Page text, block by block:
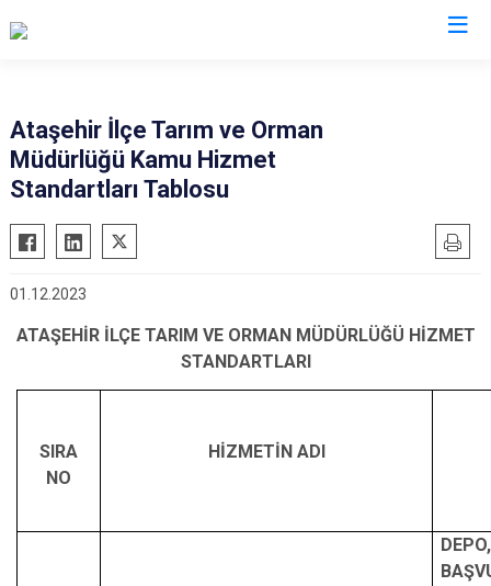
Adalar
Bağcılar
Bayrampaşa
Beyoğlu
Büyükçekmece
Fatih
Kartal
Pendik
Arnavutköy
Ataşehir İlçe Tarım ve Orman
Müdürlüğü Kamu Hizmet
Standartları Tablosu
01.12.2023
ATAŞEHİR İLÇE TARIM VE ORMAN MÜDÜRLÜĞÜ HİZMET
STANDARTLARI
SIRA
NO
HİZMETİN ADI